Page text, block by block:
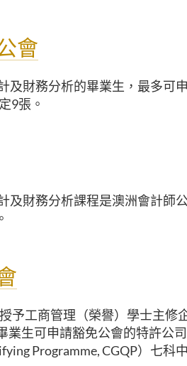
會
及財務分析的畢業生，最多可
9張。
及財務分析課程是澳洲會計師
予工商管理（榮譽）學士主修
業生可申請豁免公會的特許公
Programme, CGQP）七科